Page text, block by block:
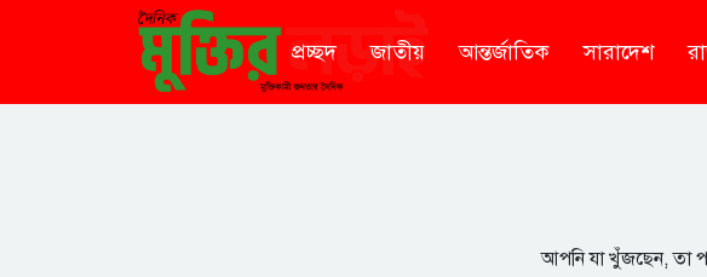
প্রচ্ছদ জাতীয় আন্তর্জাতিক সারাদেশ
আপনি যা খুঁজছেন, তা